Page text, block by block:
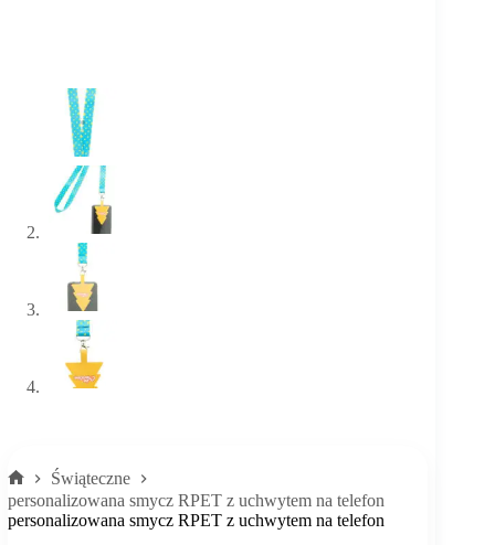
Strona
główna
Świąteczne
personalizowana smycz RPET z uchwytem na telefon
personalizowana smycz RPET z uchwytem na telefon